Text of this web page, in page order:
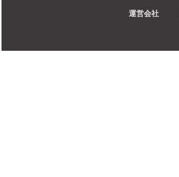
運営会社